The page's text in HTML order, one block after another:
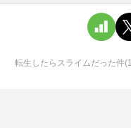
転生したらスライムだった件